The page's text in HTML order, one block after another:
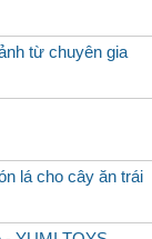
từ chuyên gia
lá cho cây ăn trái